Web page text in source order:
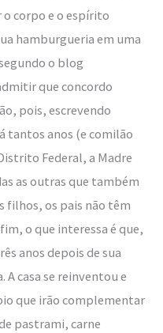
o corpo e o espírito
hamburgueria em uma
o blog
que concordo
pois, escrevendo
tantos anos (e comilão
Federal, a Madre
as outras que também
filhos, os pais não têm
o que interessa é que,
anos depois de sua
casa se reinventou e
que irão complementar
pastrami, carne